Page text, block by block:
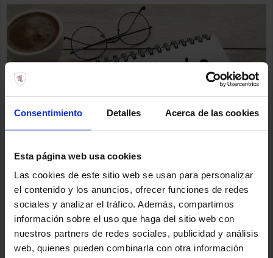
Consentimiento Detalles Acerca de las cookies
Esta página web usa cookies
Las cookies de este sitio web se usan para personalizar
el contenido y los anuncios, ofrecer funciones de redes
sociales y analizar el tráfico. Además, compartimos
información sobre el uso que haga del sitio web con
nuestros partners de redes sociales, publicidad y análisis
web, quienes pueden combinarla con otra información